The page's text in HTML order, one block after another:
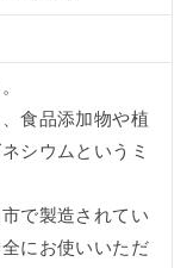
食品添加物や植
シウムというミ
で製造されてい
にお使いいただ